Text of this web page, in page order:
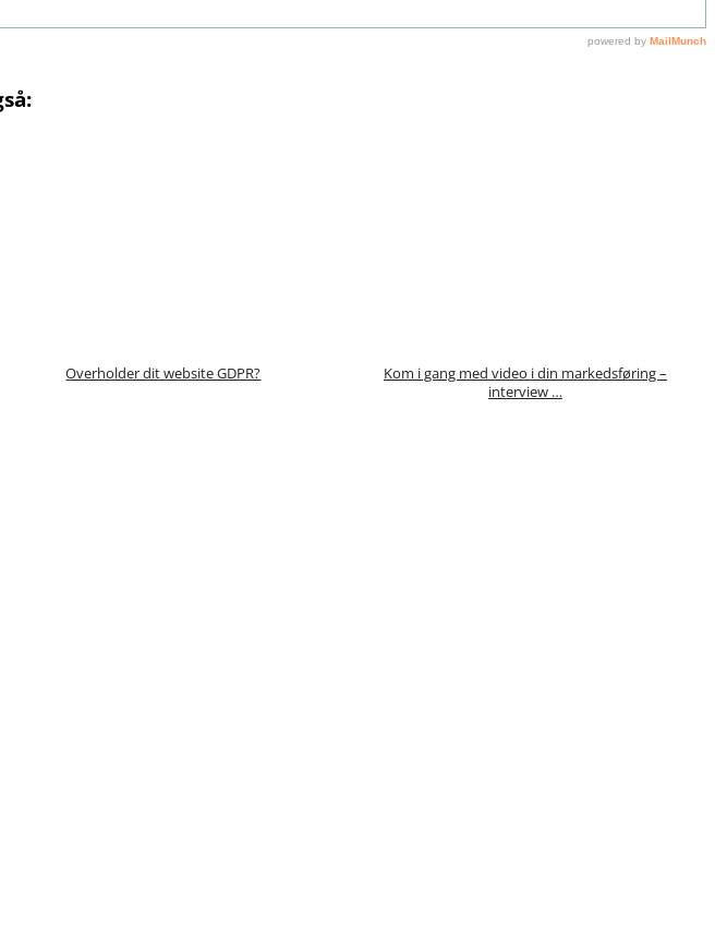
Overholder dit website GDPR?
Kom i gang med video i din markedsføring –
interview …